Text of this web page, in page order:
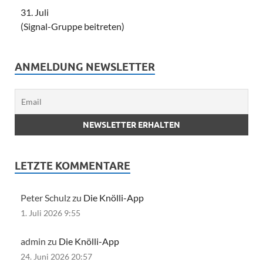
31. Juli
(Signal-Gruppe beitreten)
ANMELDUNG NEWSLETTER
LETZTE KOMMENTARE
Peter Schulz zu Die Knölli-App
1. Juli 2026 9:55
admin zu Die Knölli-App
24. Juni 2026 20:57